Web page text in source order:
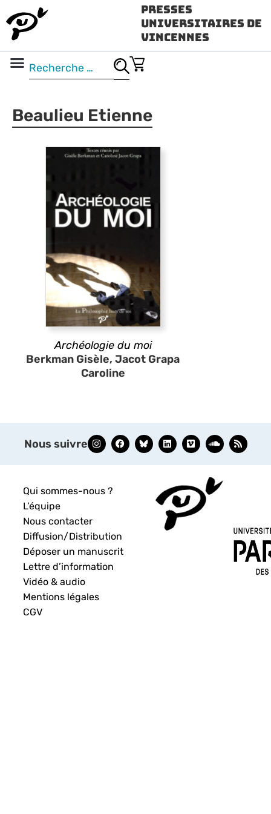
Presses
Universitaires de
Vincennes
Beaulieu Etienne
Archéologie du moi
Berkman Gisèle, Jacot Grapa
Caroline
Nous suivre
Qui sommes-nous ?
L’équipe
Nous contacter
Diffusion/Distribution
Déposer un manuscrit
Lettre d’information
Vidéo & audio
Mentions légales
CGV